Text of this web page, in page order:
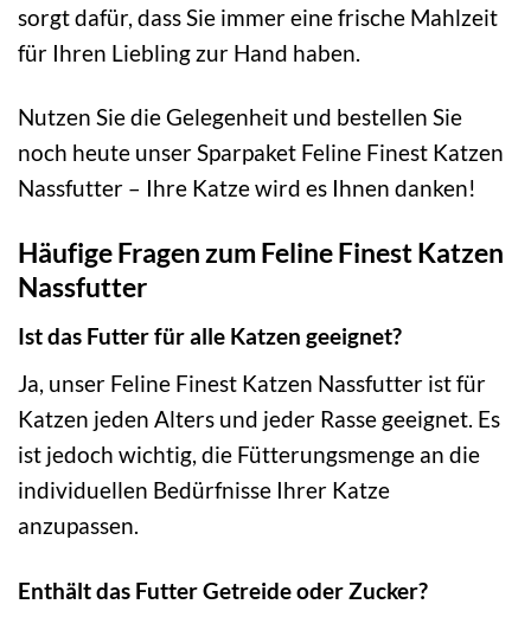
sorgt dafür, dass Sie immer eine frische Mahlzeit
für Ihren Liebling zur Hand haben.
Nutzen Sie die Gelegenheit und bestellen Sie
noch heute unser Sparpaket Feline Finest Katzen
Nassfutter – Ihre Katze wird es Ihnen danken!
Häufige Fragen zum Feline Finest Katzen
Nassfutter
Ist das Futter für alle Katzen geeignet?
Ja, unser Feline Finest Katzen Nassfutter ist für
Katzen jeden Alters und jeder Rasse geeignet. Es
ist jedoch wichtig, die Fütterungsmenge an die
individuellen Bedürfnisse Ihrer Katze
anzupassen.
Enthält das Futter Getreide oder Zucker?